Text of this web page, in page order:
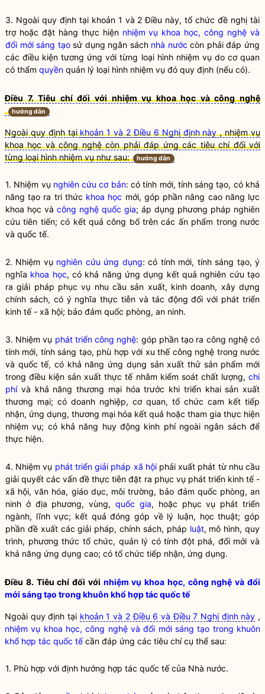
3. Ngoài quy định tại khoản 1 và 2 Điều này, tổ chức đề nghị tài
trợ hoặc đặt hàng thực hiện nhiệm vụ khoa học, công nghệ và
đổi mới sáng tạosử dụng ngân sách nhà nước còn phải đáp ứng
các điều kiện tương ứng với từng loại hình nhiệm vụ do cơ quan
có thẩm quyền quản lý loại hình nhiệm vụ đó quy định (nếu có).
Điều 7. Tiêu chí đối với nhiệm vụ khoa học và công nghệ
hướng dẫn
Ngoài quy định tạikhoản 1 và 2 Điều 6 Nghị định này, nhiệm vụ
khoa học và công nghệ còn phải đáp ứng các tiêu chí đối với
từng loại hình nhiệm vụ như sau:
hướng dẫn
1. Nhiệm vụ nghiên cứu cơ bản: có tính mới, tính sáng tạo, có khả
năng tạo ra tri thức khoa học mới, góp phần nâng cao năng lực
khoa học và công nghệ quốc gia; áp dụng phương pháp nghiên
cứu tiên tiến; có kết quả công bố trên các ấn phẩm trong nước
và quốc tế.
2. Nhiệm vụ nghiên cứu ứng dụng: có tính mới, tính sáng tạo, ý
nghĩa khoa học, có khả năng ứng dụng kết quả nghiên cứu tạo
ra giải pháp phục vụ nhu cầu sản xuất, kinh doanh, xây dựng
chính sách, có ý nghĩa thực tiễn và tác động đối với phát triển
kinh tế - xã hội; bảo đảm quốc phòng, an ninh.
3. Nhiệm vụ phát triển công nghệ: góp phần tạo ra công nghệ có
tính mới, tính sáng tạo, phù hợp với xu thế công nghệ trong nước
và quốc tế, có khả năng ứng dụng sản xuất thử sản phẩm mới
trong điều kiện sản xuất thực tế nhằm kiểm soát chất lượng, chi
phívà khả năng thương mại hóa trước khi triển khai sản xuất
thương mại; có doanh nghiệp, cơ quan, tổ chức cam kết tiếp
nhận, ứng dụng, thương mại hóa kết quả hoặc tham gia thực hiện
nhiệm vụ; có khả năng huy động kinh phí ngoài ngân sách để
thực hiện.
4. Nhiệm vụ phát triển giải pháp xã hộiphải xuất phát từ nhu cầu
giải quyết các vấn đề thực tiễn đặt ra phục vụ phát triển kinh tế -
xã hội, văn hóa, giáo dục, môi trường, bảo đảm quốc phòng, an
ninh ở địa phương, vùng,quốc gia, hoặc phục vụ phát triển
ngành, lĩnh vực; kết quả đóng góp về lý luận, học thuật; góp
phần đề xuất các giải pháp, chính sách, pháp luật, mô hình, quy
trình, phương thức tổ chức, quản lý có tính đột phá, đổi mới và
khả năng ứng dụng cao; có tổ chức tiếp nhận, ứng dụng.
Điều 8. Tiêu chí đối với nhiệm vụ khoa học, công nghệ và đổi
mới sáng tạo trong khuôn khổ hợp tác quốc tế
Ngoài quy định tại khoản 1 và 2 Điều 6 và Điều 7 Nghị định này ,
nhiệm vụ khoa học, công nghệ và đổi mới sáng tạo trong khuôn
khổ hợp tác quốc tếcần đáp ứng các tiêu chí cụ thể sau:
1. Phù hợp với định hướng hợp tác quốc tế của Nhà nước.